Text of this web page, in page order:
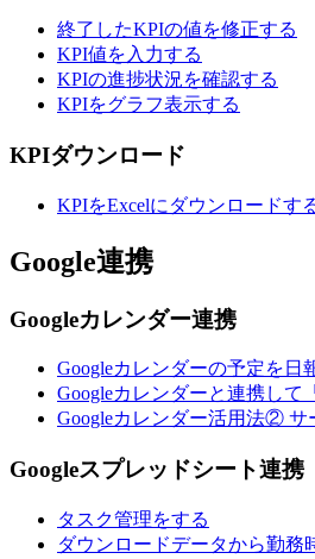
終了したKPIの値を修正する
KPI値を入力する
KPIの進捗状況を確認する
KPIをグラフ表示する
KPIダウンロード
KPIをExcelにダウンロードす
Google連携
Googleカレンダー連携
Googleカレンダーの予定を日
Googleカレンダーと連携して
Googleカレンダー活用法② サ
Googleスプレッドシート連携
タスク管理をする
ダウンロードデータから勤務